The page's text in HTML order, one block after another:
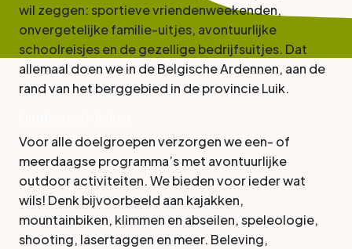
wil zeggen: sportieve vriendenweekenden,
onvergetelijke familie-uitjes, avontuurlijke
schoolreisjes en de gezellige bedrijfsuitjes. Dat
allemaal doen we in de Belgische Ardennen, aan de
rand van het berggebied in de provincie Luik.
Voor alle doelgroepen verzorgen we een- of
meerdaagse programma’s met avontuurlijke
outdoor activiteiten. We bieden voor ieder wat
wils! Denk bijvoorbeeld aan kajakken,
mountainbiken, klimmen en abseilen, speleologie,
shooting, lasertaggen en meer. Beleving,